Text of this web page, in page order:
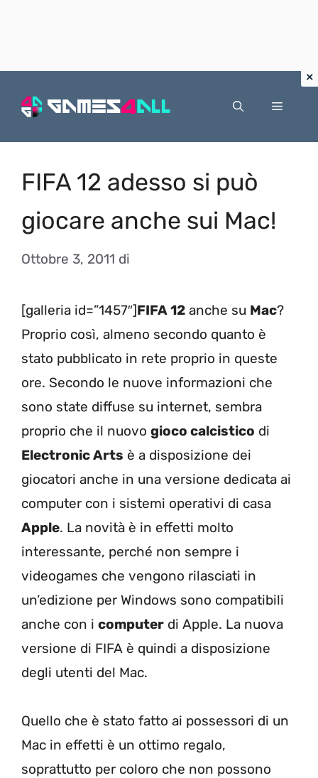
Menu
FIFA 12 adesso si può
giocare anche sui Mac!
Ottobre 3, 2011 di
[galleria id=”1457″]FIFA 12 anche su Mac?
Proprio così, almeno secondo quanto è
stato pubblicato in rete proprio in queste
ore. Secondo le nuove informazioni che
sono state diffuse su internet, sembra
proprio che il nuovo gioco calcistico di
Electronic Arts è a disposizione dei
giocatori anche in una versione dedicata ai
computer con i sistemi operativi di casa
Apple. La novità è in effetti molto
interessante, perché non sempre i
videogames che vengono rilasciati in
un’edizione per Windows sono compatibili
anche con i computer di Apple. La nuova
versione di FIFA è quindi a disposizione
degli utenti del Mac.
Quello che è stato fatto ai possessori di un
Mac in effetti è un ottimo regalo,
soprattutto per coloro che non possono